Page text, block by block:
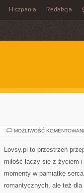
Hiszpania Redakcja
MOŻLIWOŚĆ
Lovsy.pl to przestrzeń
miłość łączy się z życiem
momenty w pamiątkę
romantycznych, ale też